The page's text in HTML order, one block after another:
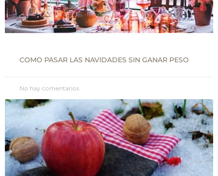
COMO PASAR LAS NAVIDADES SIN GANAR PESO
No hay comentarios